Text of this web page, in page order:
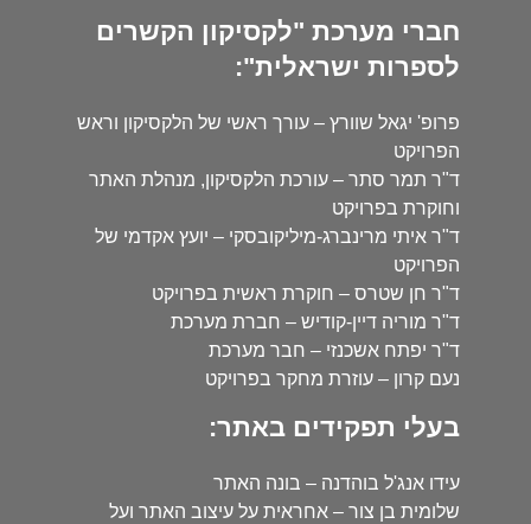
חברי מערכת "לקסיקון הקשרים
לספרות ישראלית":
פרופ' יגאל שוורץ – עורך ראשי של הלקסיקון וראש
הפרויקט
ד"ר תמר סתר – עורכת הלקסיקון, מנהלת האתר
וחוקרת בפרויקט
ד"ר איתי מרינברג-מיליקובסקי – יועץ אקדמי של
הפרויקט
ד"ר חן שטרס – חוקרת ראשית בפרויקט
ד"ר מוריה דיין-קודיש – חברת מערכת
ד"ר יפתח אשכנזי – חבר מערכת
נעם קרון – עוזרת מחקר בפרויקט
בעלי תפקידים באתר:
עידו אנג'ל בוהדנה – בונה האתר
שלומית בן צור – אחראית על עיצוב האתר ועל